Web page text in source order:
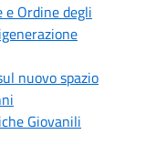
Ordine degli
nuovo spazio
Giovanili